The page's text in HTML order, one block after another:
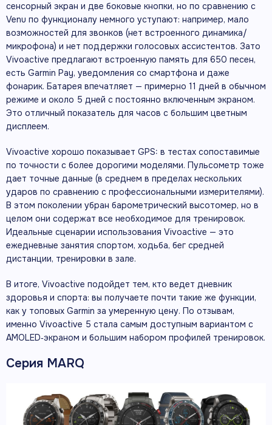
сенсорный экран и две боковые кнопки, но по сравнению с
Venu по функционалу немного уступают: например, мало
возможностей для звонков (нет встроенного динамика/
микрофона) и нет поддержки голосовых ассистентов. Зато
Vivoactive предлагают встроенную память для 650 песен,
есть Garmin Pay, уведомления со смартфона и даже
фонарик. Батарея впечатляет — примерно 11 дней в обычном
режиме и около 5 дней с постоянно включенным экраном.
Это отличный показатель для часов с большим цветным
дисплеем.
Vivoactive хорошо показывает GPS: в тестах сопоставимые
по точности с более дорогими моделями. Пульсометр тоже
дает точные данные (в среднем в пределах нескольких
ударов по сравнению с профессиональными измерителями).
В этом поколении убран барометрический высотомер, но в
целом они содержат все необходимое для тренировок.
Идеальные сценарии использования Vivoactive — это
ежедневные занятия спортом, ходьба, бег средней
дистанции, тренировки в зале.
В итоге, Vivoactive подойдет тем, кто ведет дневник
здоровья и спорта: вы получаете почти такие же функции,
как у топовых Garmin за умеренную цену. По отзывам,
именно Vivoactive 5 стала самым доступным вариантом с
AMOLED‑экраном и большим набором профилей тренировок.
Серия MARQ